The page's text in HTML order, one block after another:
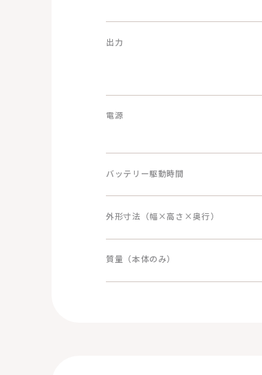
出力
電源
バッテリー駆動時間
外形寸法（幅×高さ×奥行）
質量（本体のみ）